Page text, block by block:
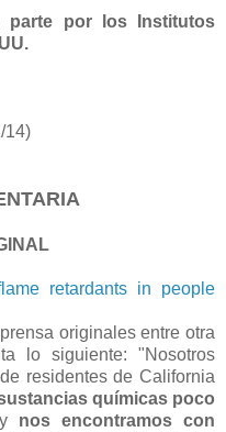
parte por los Institutos
14)
retardants in people
originales entre otra
lo siguiente: "Nosotros
residentes de California
químicas poco
nos encontramos con